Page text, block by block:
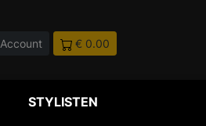
Account € 0.00
STYLISTEN